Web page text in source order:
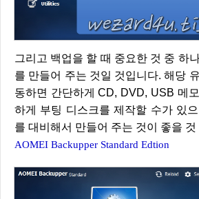
그리고 백업을 할 때 중요한 것 중 하나가 바로 부팅디스크
를 만들어 주는 것일 것입니다. 해당
동하면 간단하게 CD, DVD, USB 메
하게 부팅 디스크를 제작할 수가 있
를 대비해서 만들어 주는 것이 좋을 것
AOMEI Backupper Standard Edtion